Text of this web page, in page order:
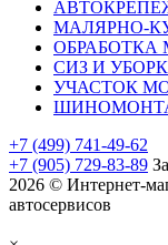
МАЛЯРНО-
ОБРАБОТКА
СИЗ И
УЧАСТОК
+7 (499) 741-49-62
+7 (905) 729-83-89
2026 © Интернет-
автосервисов